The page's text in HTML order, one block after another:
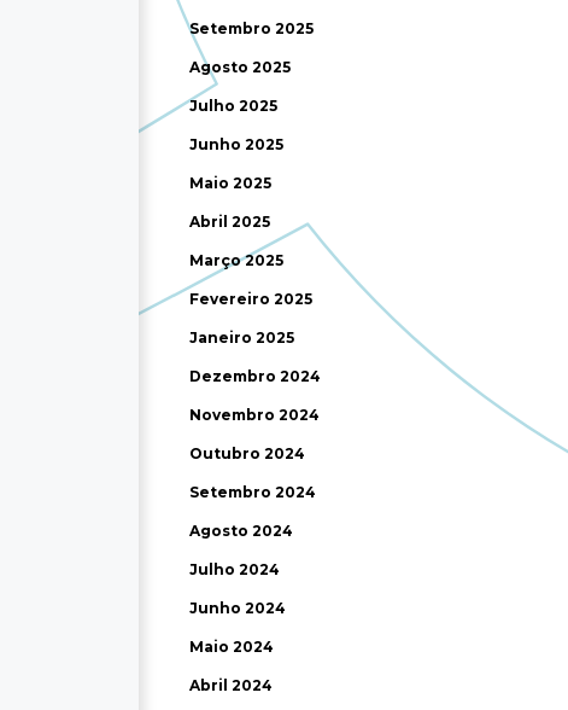
Setembro 2025
Agosto 2025
Julho 2025
Junho 2025
Maio 2025
Abril 2025
Março 2025
Fevereiro 2025
Janeiro 2025
Dezembro 2024
Novembro 2024
Outubro 2024
Setembro 2024
Agosto 2024
Julho 2024
Junho 2024
Maio 2024
Abril 2024